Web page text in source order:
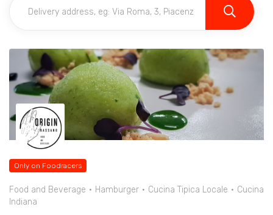
Only on Foodracers
Food and Beverage Hamburger Cucina Tipica Locale
Cucina
Indiana